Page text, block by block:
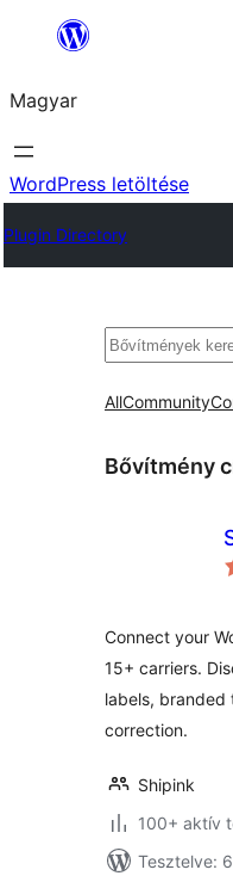
Ugrás
tartalomhoz
Magyar
WordPress letöltése
Plugin Directory
Keresés
AllCommunity
Bővítmény
Connect your
15+ carriers.
labels, branded
correction.
Shipink
100+ aktív
Tesztelve: